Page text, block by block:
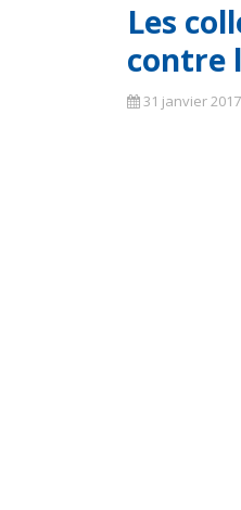
Les
contre
31 janvier 2017